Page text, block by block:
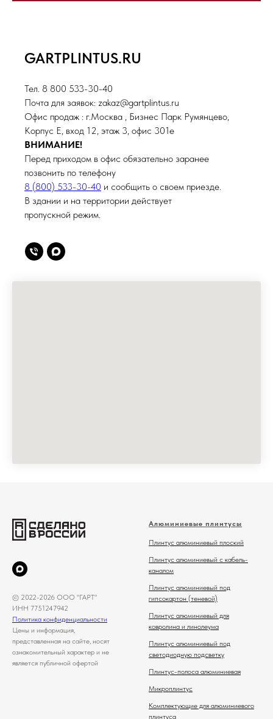
GARTPLINTUS.RU
Тел. 8 800 533-30-40
Почта для заявок: zakaz@gartplintus.ru
Офис продаж : г.Москва , Бизнес Парк Румянцево,
Корпус Е, вход 12, этаж 3, офис 301е
ВНИМАНИЕ!
Перед приходом в офис обязательно заранее
позвонить по телефону
8 (800) 533-30-40 и сообщить о своем приезде.
В здании и на территории действует
пропускной режим.
© 2022-2026 ООО "ГАРТ"
ИНН 7751247942
Политика конфиденциальности
Цены и информация,
представленная на сайте, носят
ознакомительный характер и не
является публичной офертой
Алюминиевые плинтусы
Плинтус алюминиевый плоский
Плинтус алюминиевый с кабель-
каналом
Плинтус алюминиевый под
гипсокартон (теневой)
Плинтус алюминиевый для
ковролина и линолеума
Плинтус алюминиевый под
светодиодную подсветку
Плинтус-полоса алюминиевая
Микроплинтус
Комплектующие для алюминиевого
плинтуса